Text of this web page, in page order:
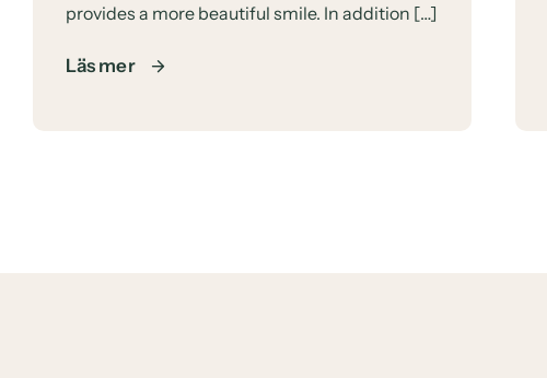
provides a more beautiful smile. In addition […]
Läs mer